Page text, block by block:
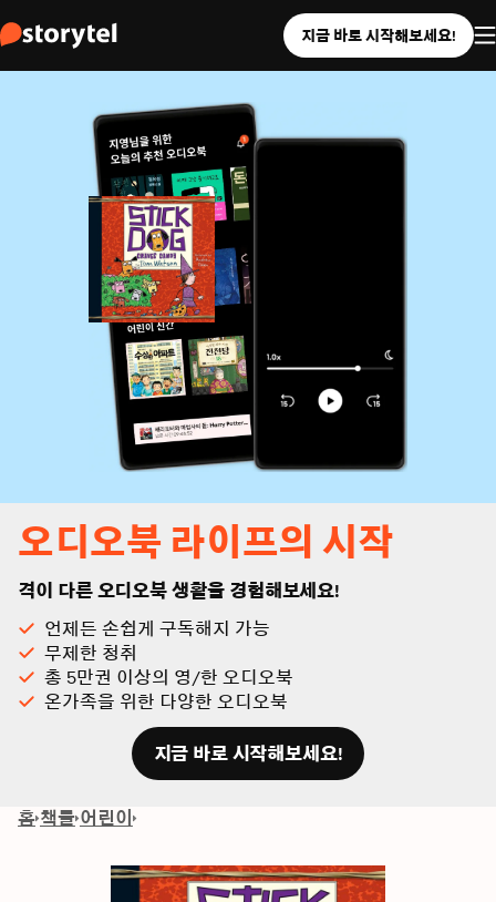
지금 바로 시작해보세요!
오디오북 라이프의 시작
격이 다른 오디오북 생활을 경험해보세요!
언제든 손쉽게 구독해지 가능
무제한 청취
총 5만권 이상의 영/한 오디오북
온가족을 위한 다양한 오디오북
지금 바로 시작해보세요!
홈 책들 어린이